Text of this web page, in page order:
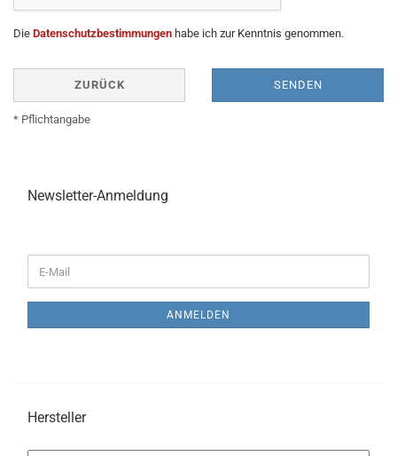
Die Datenschutzbestimmungen habe ich zur Kenntnis genommen.
ZURÜCK SENDEN
* Pflichtangabe
Newsletter-Anmeldung
ZUR
E-
Mail
ANMELDEN
Hersteller